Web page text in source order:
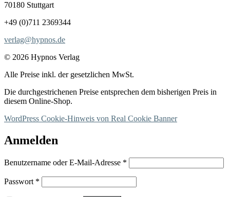
70180 Stuttgart
+49 (0)711 2369344
verlag@hypnos.de
© 2026 Hypnos Verlag
Alle Preise inkl. der gesetzlichen MwSt.
Die durchgestrichenen Preise entsprechen dem bisherigen Preis in
diesem Online-Shop.
WordPress Cookie-Hinweis von Real Cookie Banner
Anmelden
Benutzername oder E-Mail-Adresse *
Passwort *